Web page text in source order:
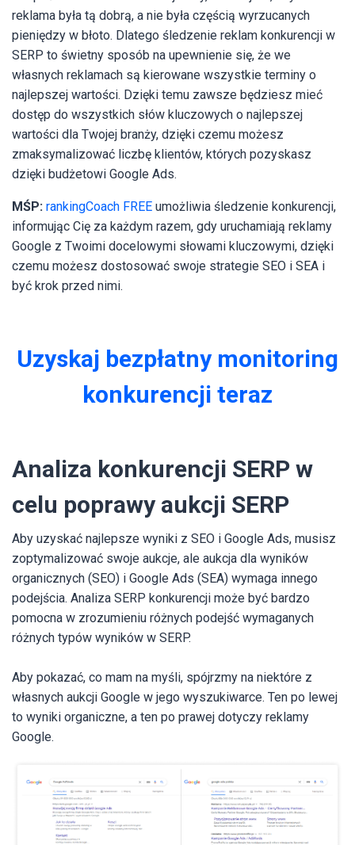
reklama była tą dobrą, a nie była częścią wyrzucanych
pieniędzy w błoto. Dlatego śledzenie reklam konkurencji w
SERP to świetny sposób na upewnienie się, że we
własnych reklamach są kierowane wszystkie terminy o
najlepszej wartości. Dzięki temu zawsze będziesz mieć
dostęp do wszystkich słów kluczowych o najlepszej
wartości dla Twojej branży, dzięki czemu możesz
zmaksymalizować liczbę klientów, których pozyskasz
dzięki budżetowi Google Ads.
MŚP: rankingCoach FREE umożliwia śledzenie konkurencji,
informując Cię za każdym razem, gdy uruchamiają reklamy
Google z Twoimi docelowymi słowami kluczowymi, dzięki
czemu możesz dostosować swoje strategie SEO i SEA i
być krok przed nimi.
Uzyskaj bezpłatny monitoring
konkurencji teraz
Analiza konkurencji SERP w
celu poprawy aukcji SERP
Aby uzyskać najlepsze wyniki z SEO i Google Ads, musisz
zoptymalizować swoje aukcje, ale aukcja dla wyników
organicznych (SEO) i Google Ads (SEA) wymaga innego
podejścia. Analiza SERP konkurencji może być bardzo
pomocna w zrozumieniu różnych podejść wymaganych
różnych typów wyników w SERP.
Aby pokazać, co mam na myśli, spójrzmy na niektóre z
własnych aukcji Google w jego wyszukiwarce. Ten po lewej
to wyniki organiczne, a ten po prawej dotyczy reklamy
Google.